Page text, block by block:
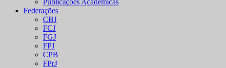
Federações
CBJ
FCJ
FGJ
FPJ
CPB
FPrJ